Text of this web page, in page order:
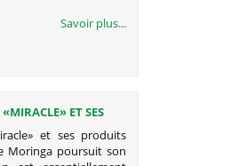
Savoir plus...
ET SES
et ses produits
Moringa poursuit son